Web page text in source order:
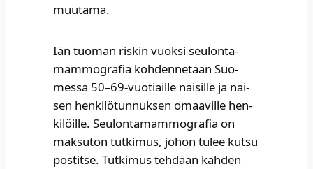
muu­ta­ma.
Iän tuo­man ris­kin vuok­si seu­lon­ta­
mam­mo­gra­fia koh­den­ne­taan Suo­
mes­sa 50–69-vuotiaille nai­sil­le ja nai­
sen hen­ki­lö­tun­nuk­sen omaa­vil­le hen­
ki­löil­le. Seu­lon­ta­mam­mo­gra­fia on
mak­su­ton tut­ki­mus, johon tulee kut­su
pos­tit­se. Tut­ki­mus teh­dään kah­den